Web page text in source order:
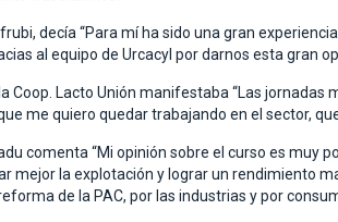
decía “Para mí ha sido una gran
al equipo de Urcacyl por darnos esta gran
Coop. Lacto Unión manifestaba “Las
me quiero quedar trabajando en el sector,
comenta “Mi opinión sobre el curso es
mejor la explotación y lograr un rendimiento
de la PAC, por las industrias y por